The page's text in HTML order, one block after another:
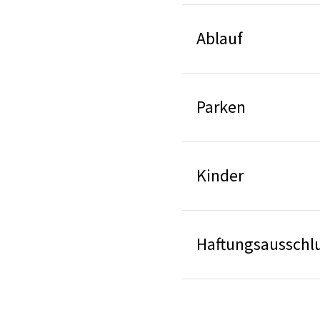
Ablauf
Parken
Kinder